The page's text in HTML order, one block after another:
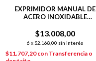
EXPRIMIDOR MANUAL DE
ACERO INOXIDABLE
$13.008,00
6 x $2.168,00 sin interés
$11.707,20con Transferencia o